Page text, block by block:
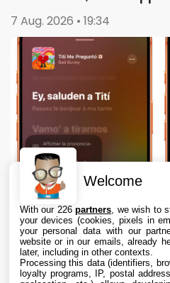
7 Aug. 2026 • 19:34
Welcome
With our 226partners , we wish to
your devices (cookies, pixels in
your personal data with our
website or in our emails, already
later, including in other contexts.
Processing this data (identifiers,
loyalty programs, IP, postal